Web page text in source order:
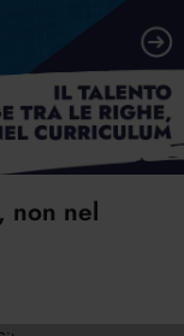
non nel